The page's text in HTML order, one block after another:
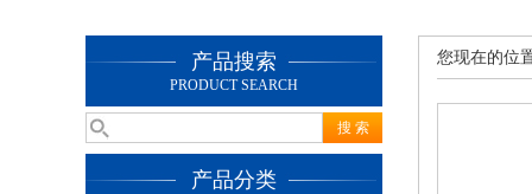
产品搜索
PRODUCT SEARCH
产品分类
您现在的位